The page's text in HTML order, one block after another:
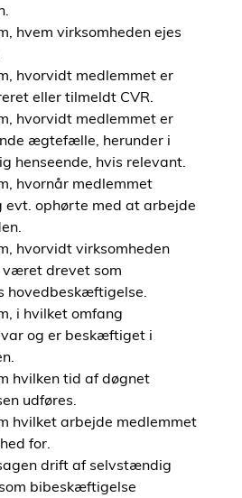
hvem virksomheden ejes
hvorvidt medlemmet er
eller tilmeldt CVR.
hvorvidt medlemmet er
ægtefælle, herunder i
henseende, hvis relevant.
hvornår medlemmet
evt. ophørte med at arbejde
hvorvidt virksomheden
drevet som
hovedbeskæftigelse.
i hvilket omfang
og er beskæftiget i
hvilken tid af døgnet
udføres.
hvilket arbejde medlemmet
for.
drift af selvstændig
bibeskæftigelse